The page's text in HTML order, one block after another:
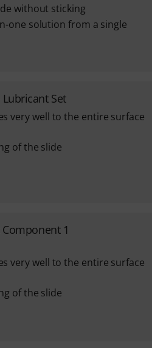
without sticking
one solution from a single
Set
very well to the entire surface
of the slide
Component 1
very well to the entire surface
of the slide